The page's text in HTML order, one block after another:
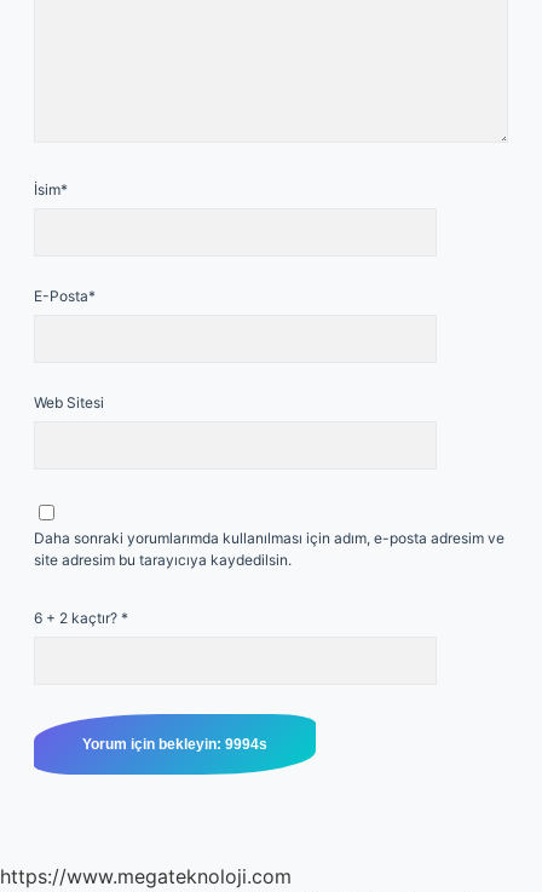
İsim*
E-Posta*
Web Sitesi
Daha sonraki yorumlarımda kullanılması için adım, e-posta adresim ve
site adresim bu tarayıcıya kaydedilsin.
6 + 2 kaçtır? *
https://www.megateknoloji.com